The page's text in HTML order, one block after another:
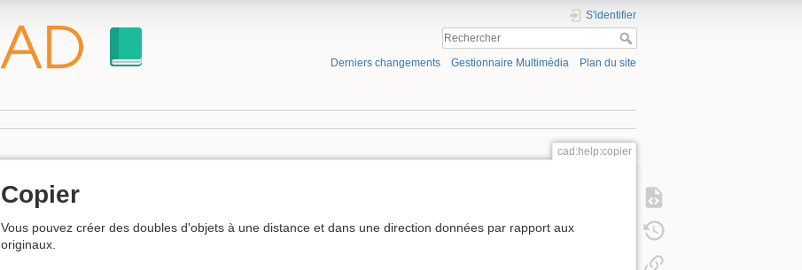
S'identifier
Derniers changements Gestionnaire Multimédia Plan du site
cad:help:copier
Copier
Vous pouvez créer des doubles d'objets à une distance et dans une direction données par rapport aux
originaux.